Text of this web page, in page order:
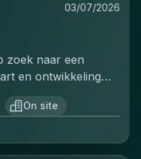
03/07/2026
zoek naar een
en ontwikkeling
voor
bent
uitrol van dit
tot het
On site